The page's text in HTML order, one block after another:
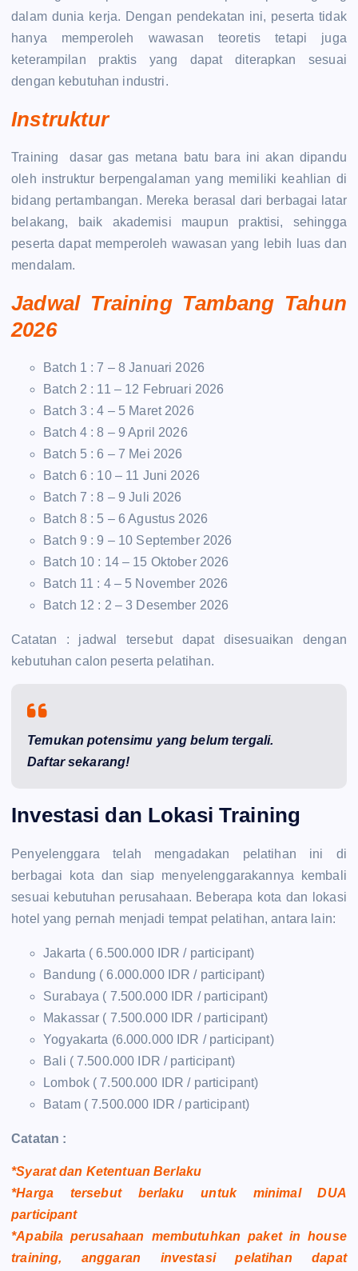
dalam dunia kerja. Dengan pendekatan ini, peserta tidak
hanya memperoleh wawasan teoretis tetapi juga
keterampilan praktis yang dapat diterapkan sesuai
dengan kebutuhan industri.
Instruktur
Training dasar gas metana batu bara ini akan dipandu
oleh instruktur berpengalaman yang memiliki keahlian di
bidang pertambangan. Mereka berasal dari berbagai latar
belakang, baik akademisi maupun praktisi, sehingga
peserta dapat memperoleh wawasan yang lebih luas dan
mendalam.
Jadwal Training Tambang Tahun
2026
Batch 1 : 7 – 8 Januari 2026
Batch 2 : 11 – 12 Februari 2026
Batch 3 : 4 – 5 Maret 2026
Batch 4 : 8 – 9 April 2026
Batch 5 : 6 – 7 Mei 2026
Batch 6 : 10 – 11 Juni 2026
Batch 7 : 8 – 9 Juli 2026
Batch 8 : 5 – 6 Agustus 2026
Batch 9 : 9 – 10 September 2026
Batch 10 : 14 – 15 Oktober 2026
Batch 11 : 4 – 5 November 2026
Batch 12 : 2 – 3 Desember 2026
Catatan : jadwal tersebut dapat disesuaikan dengan
kebutuhan calon peserta pelatihan.
Temukan potensimu yang belum tergali.
Daftar sekarang!
Investasi dan Lokasi Training
Penyelenggara telah mengadakan pelatihan ini di
berbagai kota dan siap menyelenggarakannya kembali
sesuai kebutuhan perusahaan. Beberapa kota dan lokasi
hotel yang pernah menjadi tempat pelatihan, antara lain:
Jakarta ( 6.500.000 IDR / participant)
Bandung ( 6.000.000 IDR / participant)
Surabaya ( 7.500.000 IDR / participant)
Makassar ( 7.500.000 IDR / participant)
Yogyakarta (6.000.000 IDR / participant)
Bali ( 7.500.000 IDR / participant)
Lombok ( 7.500.000 IDR / participant)
Batam ( 7.500.000 IDR / participant)
Catatan :
*Syarat dan Ketentuan Berlaku
*Harga tersebut berlaku untuk minimal DUA
participant
*Apabila perusahaan membutuhkan paket in house
training, anggaran investasi pelatihan dapat